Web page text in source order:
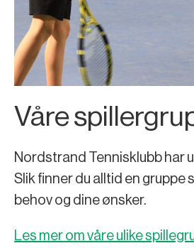
Våre
Nordstrand Tennisklubb har
Slik finner du alltid en gruppe
behov og dine ønsker.
Les mer om våre ulike